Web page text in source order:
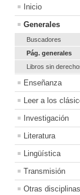
Inicio
Generales
Buscadores
Pág. generales
Libros sin
Enseñanza
Leer a los
Investigación
Literatura
Lingüística
Transmisión
Otras disciplinas